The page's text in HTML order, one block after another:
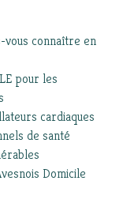
vous connaître en
pour les
cardiaques
de santé
Domicile